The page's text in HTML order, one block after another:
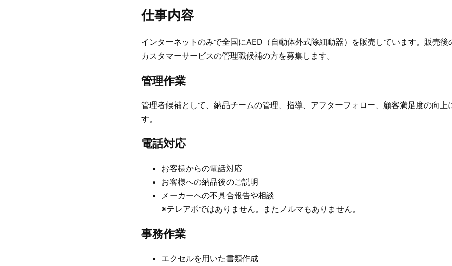
仕事内容
インターネットのみで全国にAED（自動体外式除細動器）を販売しています。販売後
カスタマーサービスの管理職候補の方を募集します。
管理作業
管理者候補として、納品チームの管理、指導、アフターフォロー、顧客満足度の向上
す。
電話対応
お客様からの電話対応
お客様への納品後のご説明
メーカーへの不具合報告や相談
※テレアポではありません。またノルマもありません。
事務作業
エクセルを用いた書類作成